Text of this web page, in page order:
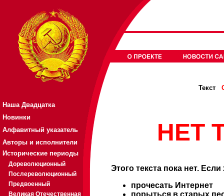
Наша Двадцатка
Новинки
Алфавитный указатель
Авторы и исполнители
Исторические периоды
Дореволюционный
Послереволюционный
Предвоенный
Великая Отечественная
Текст
НЕТ
Этого текста пока нет.
прочесать Интернет
порыться в старых